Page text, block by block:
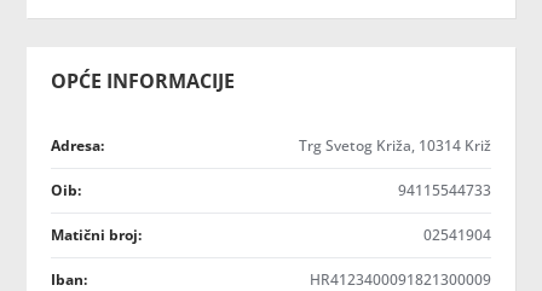
OPĆE INFORMACIJE
Adresa: Trg Svetog Križa, 10314 Križ
Oib: 94115544733
Matični broj: 02541904
Iban: HR4123400091821300009